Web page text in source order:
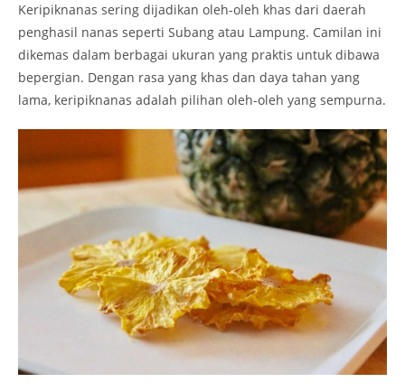
Keripiknanas sering dijadikan oleh-oleh khas dari daerah
penghasil nanas seperti Subang atau Lampung. Camilan ini
dikemas dalam berbagai ukuran yang praktis untuk dibawa
bepergian. Dengan rasa yang khas dan daya tahan yang
lama, keripiknanas adalah pilihan oleh-oleh yang sempurna.